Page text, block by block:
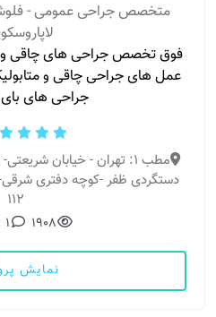
متخصص جراحی عمومی -
فوق تخصص جراحی های چاقی و
عمل های جراحی چاقی و
جراحی های
مطب 1: تهران - خیابان
۱۱۲
1908
1
نمایش